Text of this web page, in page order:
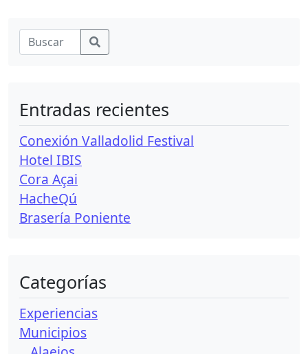
Entradas recientes
Conexión Valladolid Festival
Hotel IBIS
Cora Açai
HacheQú
Brasería Poniente
Categorías
Experiencias
Municipios